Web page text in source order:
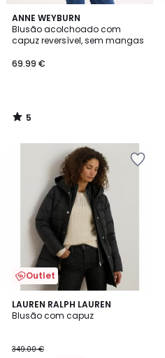
ANNE WEYBURN
Blusão acolchoado com
capuz reversível, sem mangas
69.99 €
5
/
5
5
/
Outlet
LAUREN RALPH LAUREN
Blusão com capuz
349.00 €